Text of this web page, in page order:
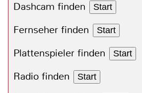
Dashcam finden Start
Fernseher finden Start
Plattenspieler finden Start
Radio finden Start